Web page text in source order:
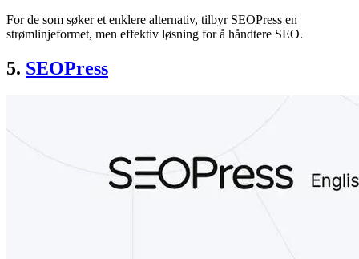
For de som søker et enklere alternativ, tilbyr SEOPress en
strømlinjeformet, men effektiv løsning for å håndtere SEO.
5. SEOPress